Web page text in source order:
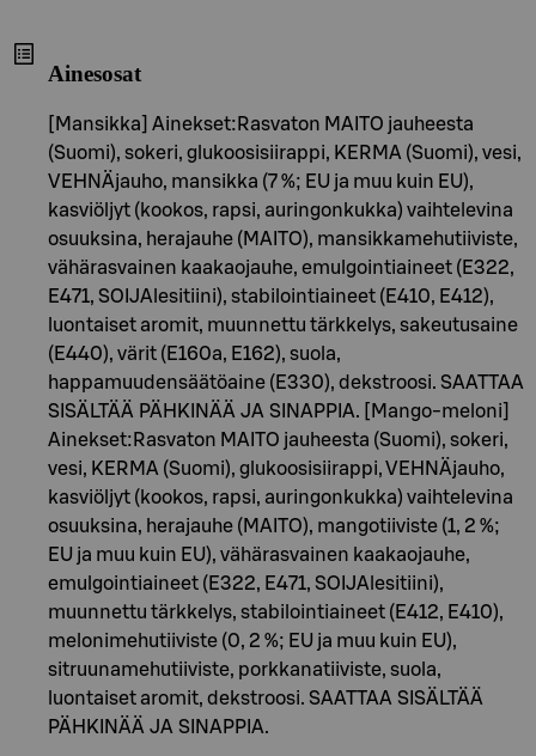
Ainesosat
[Mansikka] Ainekset:Rasvaton MAITO jauheesta
(Suomi), sokeri, glukoosisiirappi, KERMA (Suomi), vesi,
VEHNÄjauho, mansikka (7 %; EU ja muu kuin EU),
kasviöljyt (kookos, rapsi, auringonkukka) vaihtelevina
osuuksina, herajauhe (MAITO), mansikkamehutiiviste,
vähärasvainen kaakaojauhe, emulgointiaineet (E322,
E471, SOIJAlesitiini), stabilointiaineet (E410, E412),
luontaiset aromit, muunnettu tärkkelys, sakeutusaine
(E440), värit (E160a, E162), suola,
happamuudensäätöaine (E330), dekstroosi. SAATTAA
SISÄLTÄÄ PÄHKINÄÄ JA SINAPPIA. [Mango-meloni]
Ainekset:Rasvaton MAITO jauheesta (Suomi), sokeri,
vesi, KERMA (Suomi), glukoosisiirappi, VEHNÄjauho,
kasviöljyt (kookos, rapsi, auringonkukka) vaihtelevina
osuuksina, herajauhe (MAITO), mangotiiviste (1, 2 %;
EU ja muu kuin EU), vähärasvainen kaakaojauhe,
emulgointiaineet (E322, E471, SOIJAlesitiini),
muunnettu tärkkelys, stabilointiaineet (E412, E410),
melonimehutiiviste (0, 2 %; EU ja muu kuin EU),
sitruunamehutiiviste, porkkanatiiviste, suola,
luontaiset aromit, dekstroosi. SAATTAA SISÄLTÄÄ
PÄHKINÄÄ JA SINAPPIA.